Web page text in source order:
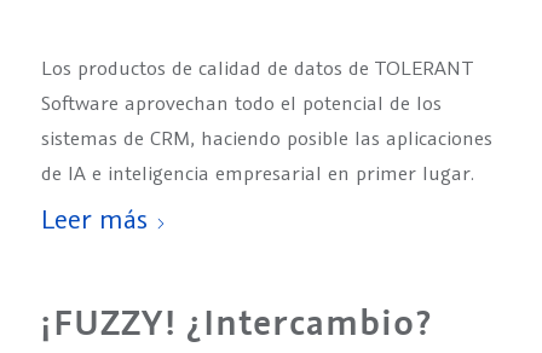
Los productos de calidad de datos de TOLERANT
Software aprovechan todo el potencial de los
sistemas de CRM, haciendo posible las aplicaciones
de IA e inteligencia empresarial en primer lugar.
Leer más
¡FUZZY! ¿Intercambio?